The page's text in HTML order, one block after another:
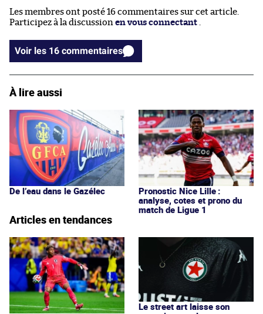
Les membres ont posté 16 commentaires sur cet article.
Participez à la discussion en vous connectant
Voir les 16 commentaires
À lire aussi
De l’eau dans le Gazélec
Pronostic Nice Lille :
analyse, cotes et prono du
match de Ligue 1
Articles en tendances
Le street art laisse son